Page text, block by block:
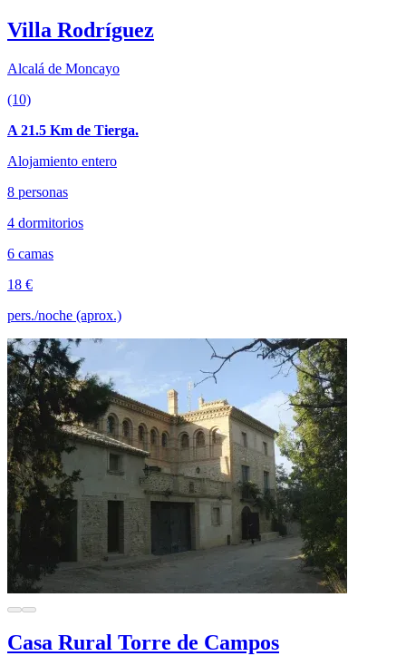
Villa Rodríguez
Alcalá de Moncayo
(10)
A 21.5 Km de Tierga.
Alojamiento entero
8 personas
4 dormitorios
6 camas
18 €
pers./noche (aprox.)
Casa Rural Torre de Campos